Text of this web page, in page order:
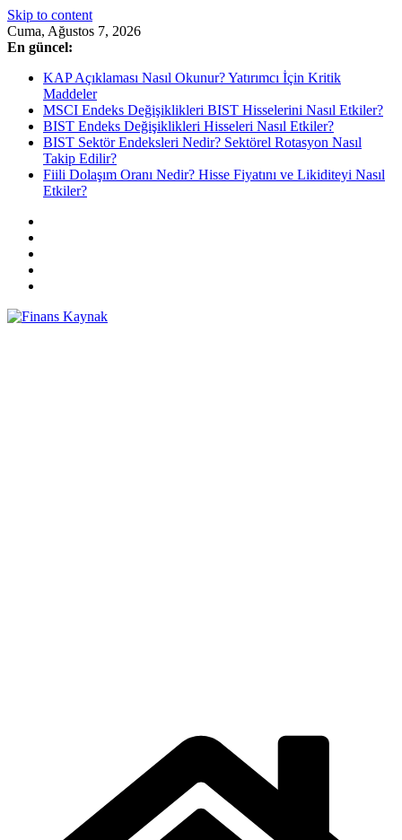
Skip to content
Cuma, Ağustos 7, 2026
En güncel:
KAP Açıklaması Nasıl Okunur? Yatırımcı İçin Kritik
Maddeler
MSCI Endeks Değişiklikleri BIST Hisselerini Nasıl Etkiler?
BIST Endeks Değişiklikleri Hisseleri Nasıl Etkiler?
BIST Sektör Endeksleri Nedir? Sektörel Rotasyon Nasıl
Takip Edilir?
Fiili Dolaşım Oranı Nedir? Hisse Fiyatını ve Likiditeyi Nasıl
Etkiler?